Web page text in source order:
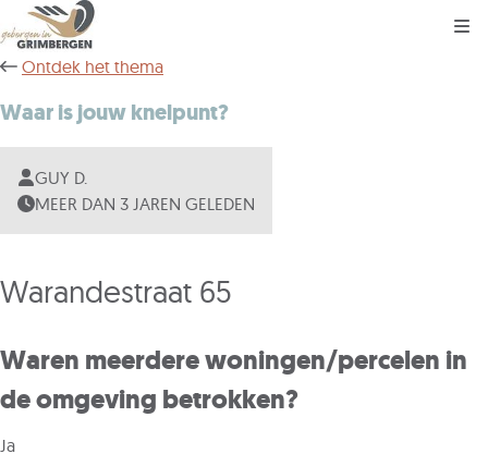
Ontdek het thema
Waar is jouw knelpunt?
GUY D.
MEER DAN 3 JAREN GELEDEN
Warandestraat 65
Waren meerdere woningen/percelen in
de omgeving betrokken?
Ja